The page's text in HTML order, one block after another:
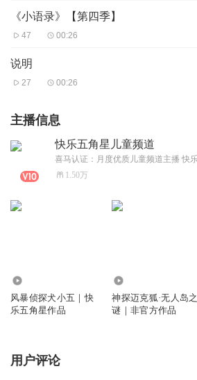
《小语录》【第四季】
47 00:26
说明
27 00:26
主播信息
快乐五角星儿童频道
1.50万
风暴侦探犬小五｜快
乐五角星作品
神探迈克狐·无人岛之
谜｜非官方作品
用户评论